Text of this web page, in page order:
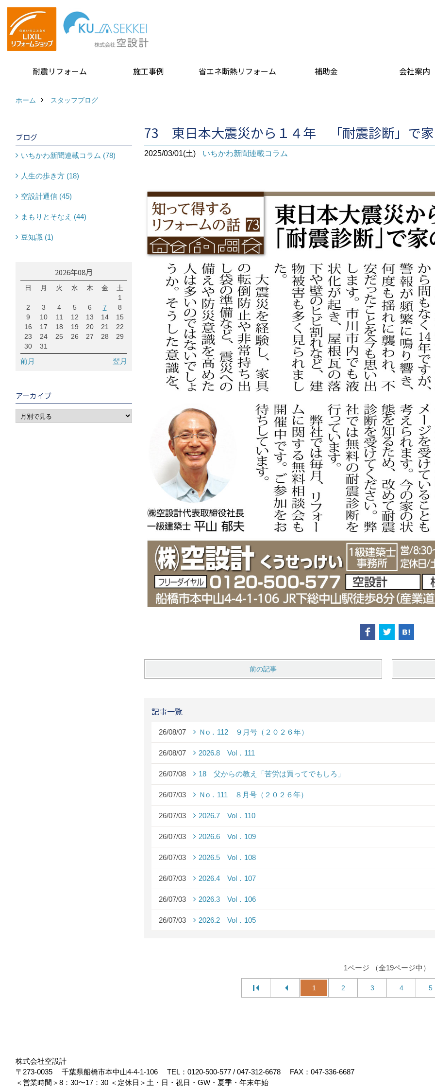
耐震リフォーム 施工事例 省エネ断熱リフォーム 補助金 会社案内
ホーム スタッフブログ
73 東日本大震災から１４年 「耐震診断」で家
2025/03/01(土) いちかわ新聞連載コラム
前の記事
記事一覧
26/08/07 Ｎo．112 ９月号（２０２６年）
26/08/07 2026.8 Vol．111
26/07/08 18 父からの教え「苦労は買ってでもしろ」
26/07/03 Ｎo．111 ８月号（２０２６年）
26/07/03 2026.7 Vol．110
26/07/03 2026.6 Vol．109
26/07/03 2026.5 Vol．108
26/07/03 2026.4 Vol．107
26/07/03 2026.3 Vol．106
26/07/03 2026.2 Vol．105
1ページ （全19ページ中）
1 2 3 4 5
ブログ
いちかわ新聞連載コラム (78)
人生の歩き方 (18)
空設計通信 (45)
まもりとそなえ (44)
豆知識 (1)
2026年08月
日 月 火 水 木 金
土
1
2
3 4 5 6 7
8
9
10 11 12 13 14
15
16
17 18 19 20 21
22
23
24 25 26 27 28
29
30
31
前月 翌月
アーカイブ
株式会社空設計
〒273-0035
千葉県船橋市本中山4-4-1-106 TEL： 0120-500-577 / 047-312-6678
FAX：047-336-6687
＜営業時間＞8：30〜17：30 ＜定休日＞土・日・祝日・GW・夏季・年末年始